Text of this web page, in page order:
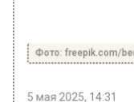
Фото: freepik.com/
5 мая 2025, 14:31